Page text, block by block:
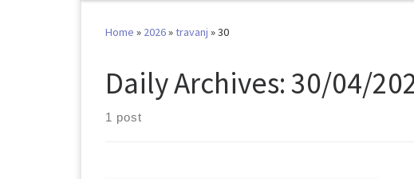
Home » 2026»travanj »30
Daily Archives:30/04/
1 post